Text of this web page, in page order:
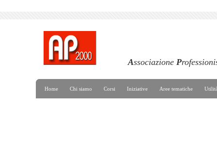
Associazione P
Home Chi siamo Corsi Iniziative Aree tematiche